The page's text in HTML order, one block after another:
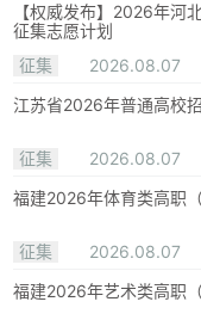
【权威发布】2026年河
征集志愿计划
征集
2026.08.07
江苏省2026年普通高校
征集 2026.08.07
福建2026年体育类高职
征集 2026.08.07
福建2026年艺术类高职